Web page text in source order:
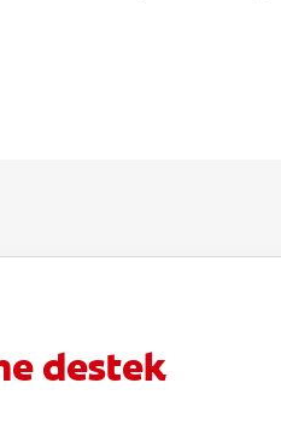
destek